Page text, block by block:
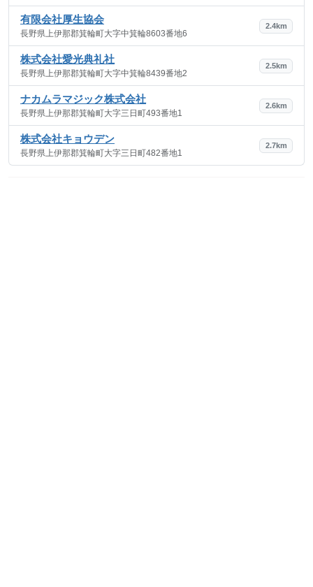
有限会社厚生協会
長野県上伊那郡箕輪町大字中箕輪8603番地6
2.4km
株式会社愛光典礼社
長野県上伊那郡箕輪町大字中箕輪8439番地2
2.5km
ナカムラマジック株式会社
長野県上伊那郡箕輪町大字三日町493番地1
2.6km
株式会社キョウデン
長野県上伊那郡箕輪町大字三日町482番地1
2.7km